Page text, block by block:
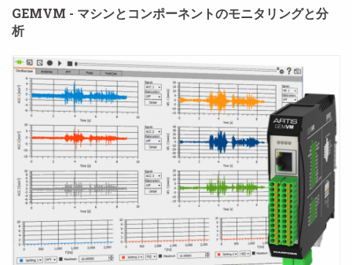
GEMVM - マシンとコンポーネントのモニタリングと分
析